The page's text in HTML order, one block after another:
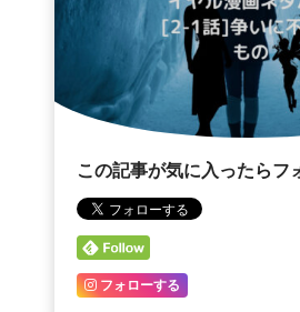
この記事が気に入ったらフ
フォローする